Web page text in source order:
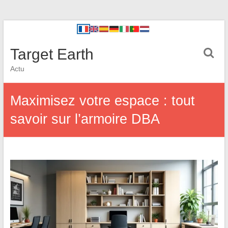
Target Earth
Actu
Maximisez votre espace : tout
savoir sur l’armoire DBA